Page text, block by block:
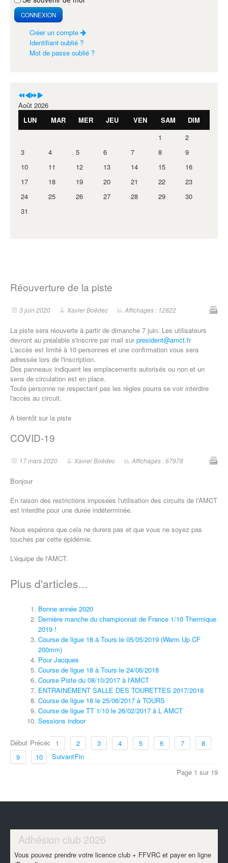
CONNEXION
Créer un compte
Identifiant oublié ?
Mot de passe oublié ?
Août 2026
LUN
MAR MER JEU VEN SAM
DIM
1
2
3
4 5 6 7 8
9
10
11 12 13 14 15
16
17
18 19 20 21 22
23
24
25 26 27 28 29
30
31
Réouverture de la piste
3 juin 2020 Xavier Boëdec Affichages : 12822
La piste sera réouverte à partir de dimanche 7 juin. Les utilisateurs
devront au préalable s'inscrire par mail sur president@amct.fr
L'accès est limité à 10 personnes et une confirmation vous sera
adressée lors de l'inscription.
Des panneaux indiquent les emplacements autorisés ou non et un
sens de circulation est en place.
Toute personne ne respectant pas les règles pourra se voir interdire
l'accès au circuit.
A bientôt sur la piste
COVID-19
17 mars 2020 Xavier Boëdec Affichages : 67978
Bonjour
En raison des restrictions imposées l'utilisation des circuits de l'AMCT
est interdite pour une durée indéterminée.
Nous espérons que cela ne durera pas et que vous ne soyez pas
touchés par cette épidémie.
L'équipe de l'AMCT.
Plus d'articles...
Bonne année 2020
Dernière manche du championnat de France 1/10 Thermique
2019 !
Course de ligue 18 à Tours le 05/05/2019 (Warm Up CF
200mm)
Pour Jacques
Course de ligue 18 à Tours le 24/06/2018
Course Piste du 08/10/2017 à l'AMCT
ENTRAINEMENT SALLE DES TOURETTES 2017/2018
Course de ligue 18 le 25/06/2017 à TOURS
Course de ligue TT 1/10 le 26/02/2017 à L AMCT
Sessions indoor
Début Précédent1 2 3 4 5 6 7
8
9
10 SuivantFin
Page 1 sur 19
Adhésion club 2026
Vous pouvez prendre votre licence club + FFVRC et payer en ligne